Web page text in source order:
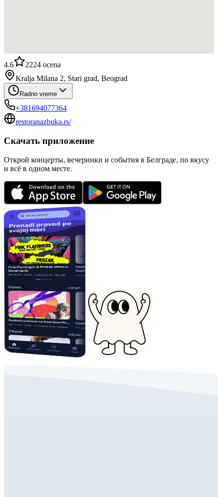
4.6 2224 ocena
Kralja Milana 2, Stari grad, Beograd
Radno vreme
+381694077364
restoranazbuka.rs/
Скачать приложение
Открой концерты, вечеринки и события в Белграде, по вкусу
и всё в одном месте.